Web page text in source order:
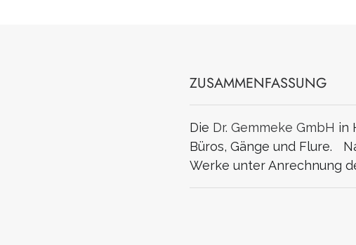
ZUSAMMENFASSUNG
Die Dr. Gemmeke GmbH in
Büros, Gänge und Flure.
Werke unter Anrechnung